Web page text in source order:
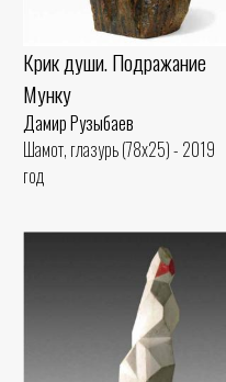
Крик души. Подражание
Мунку
Дамир Рузыбаев
Шамот, глазурь (78x25) - 2019
год